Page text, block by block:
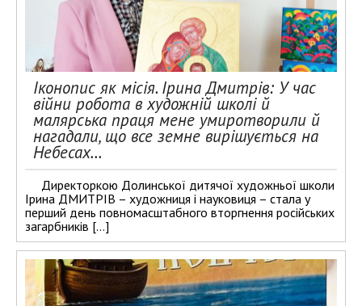
Іконопис як місія. Ірина Дмитрів: У час
війни робота в художній школі й
малярська праця мене умиротворили й
нагадали, що все земне вирішується на
Небесах…
Директоркою Долинської дитячої художньої школи
Ірина ДМИТРІВ – художниця і науковиця – стала у
перший день повномасштабного вторгнення російських
загарбників […]